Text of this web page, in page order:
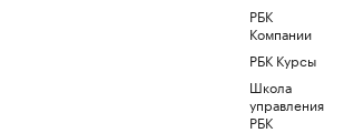
РБК
Компании
РБК Курсы
Школа
управления
РБК